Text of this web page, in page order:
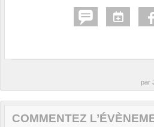
par
COMMENTEZ